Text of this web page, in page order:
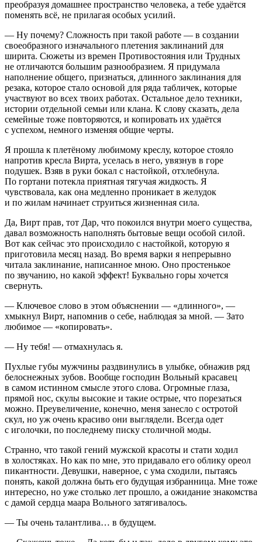
преобразуя домашнее пространство человека, а тебе удаётся
поменять всё, не прилагая особых усилий.
— Ну почему? Сложность при такой работе — в создании
своеобразного изначального плетения заклинаний для
ширита. Сюжеты из времен Противостояния или Трудных
не отличаются большим разнообразием. Я придумала
наполнение общего, признаться, длинного заклинания для
резака, которое стало основой для ряда табличек, которые
участвуют во всех твоих работах. Остальное дело техники,
истории отдельной семьи или клана. К слову сказать, дела
семейные тоже повторяются, и копировать их удаётся
с успехом, немного изменяя общие черты.
Я прошла к плетёному любимому креслу, которое стояло
напротив кресла Вирта, уселась в него, увязнув в горе
подушек. Взяв в руки бокал с настойкой, отхлебнула.
По гортани потекла приятная тягучая жидкость. Я
чувствовала, как она медленно проникает в желудок
и по жилам начинает струиться жизненная сила.
Да, Вирт прав, тот Дар, что покоился внутри моего существа,
давал возможность наполнять бытовые вещи особой силой.
Вот как сейчас это происходило с настойкой, которую я
приготовила месяц назад. Во время варки я непрерывно
читала заклинание, написанное мною. Оно простенькое
по звучанию, но какой эффект! Буквально горы хочется
свернуть.
— Ключевое слово в этом объяснении — «длинного», —
хмыкнул Вирт, напомнив о себе, наблюдая за мной. — Зато
любимое — «копировать».
— Ну тебя! — отмахнулась я.
Пухлые губы мужчины раздвинулись в улыбке, обнажив ряд
белоснежных зубов. Вообще господин Вольный красавец
в самом истинном смысле этого слова. Огромные глаза,
прямой нос, скулы высокие и такие острые, что порезаться
можно. Преувеличение, конечно, меня занесло с остротой
скул, но уж очень красиво они выглядели. Всегда одет
с иголочки, по последнему писку столичной моды.
Странно, что такой гений мужской красоты и стати ходил
в холостяках. Но как по мне, это придавало его облику ореол
пикантности. Девушки, наверное, с ума сходили, пытаясь
понять, какой должна быть его будущая избранница. Мне тоже
интересно, но уже столько лет прошло, а ожидание знакомства
с дамой сердца маара Вольного затягивалось.
— Ты очень талантлива… в будущем.